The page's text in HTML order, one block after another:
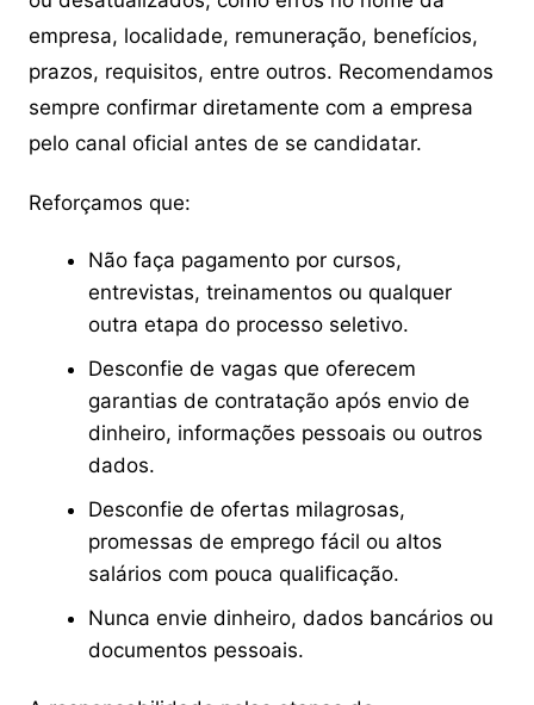
empresa, localidade, remuneração, benefícios,
prazos, requisitos, entre outros. Recomendamos
sempre confirmar diretamente com a empresa
pelo canal oficial antes de se candidatar.
Reforçamos que:
Não faça pagamento por cursos,
entrevistas, treinamentos ou qualquer
outra etapa do processo seletivo.
Desconfie de vagas que oferecem
garantias de contratação após envio de
dinheiro, informações pessoais ou outros
dados.
Desconfie de ofertas milagrosas,
promessas de emprego fácil ou altos
salários com pouca qualificação.
Nunca envie dinheiro, dados bancários ou
documentos pessoais.